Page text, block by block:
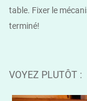
table. Fixer le
terminé!
VOYEZ PLUTÔT :